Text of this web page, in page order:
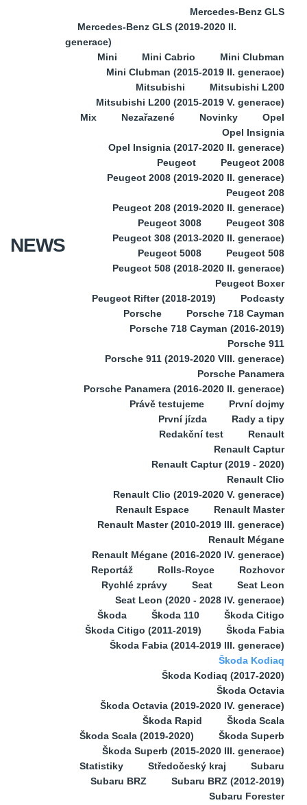
NEWS
Mercedes-Benz GLS
Mercedes-Benz GLS (2019-2020 II.
generace)
Mini
Mini Cabrio
Mini Clubman
Mini Clubman (2015-2019 II. generace)
Mitsubishi
Mitsubishi L200
Mitsubishi L200 (2015-2019 V. generace)
Mix
Nezařazené Novinky
Opel
Opel Insignia
Opel Insignia (2017-2020 II. generace)
Peugeot
Peugeot 2008
Peugeot 2008 (2019-2020 II. generace)
Peugeot 208
Peugeot 208 (2019-2020 II. generace)
Peugeot 3008
Peugeot 308
Peugeot 308 (2013-2020 II. generace)
Peugeot 5008
Peugeot 508
Peugeot 508 (2018-2020 II. generace)
Peugeot Boxer
Peugeot Rifter (2018-2019)
Podcasty
Porsche
Porsche 718 Cayman
Porsche 718 Cayman (2016-2019)
Porsche 911
Porsche 911 (2019-2020 VIII. generace)
Porsche Panamera
Porsche Panamera (2016-2020 II. generace)
Právě testujeme
První dojmy
První jízda
Rady a tipy
Redakční test
Renault
Renault Captur
Renault Captur (2019 - 2020)
Renault Clio
Renault Clio (2019-2020 V. generace)
Renault Espace
Renault Master
Renault Master (2010-2019 III. generace)
Renault Mégane
Renault Mégane (2016-2020 IV. generace)
Reportáž
Rolls-Royce
Rozhovor
Rychlé zprávy
Seat
Seat Leon
Seat Leon (2020 - 2028 IV. generace)
Škoda
Škoda 110
Škoda Citigo
Škoda Citigo (2011-2019)
Škoda Fabia
Škoda Fabia (2014-2019 III. generace)
Škoda Kodiaq
Škoda Kodiaq (2017-2020)
Škoda Octavia
Škoda Octavia (2019-2020 IV. generace)
Škoda Rapid
Škoda Scala
Škoda Scala (2019-2020)
Škoda Superb
Škoda Superb (2015-2020 III. generace)
Statistiky
Středočeský kraj
Subaru
Subaru BRZ
Subaru BRZ (2012-2019)
Subaru Forester